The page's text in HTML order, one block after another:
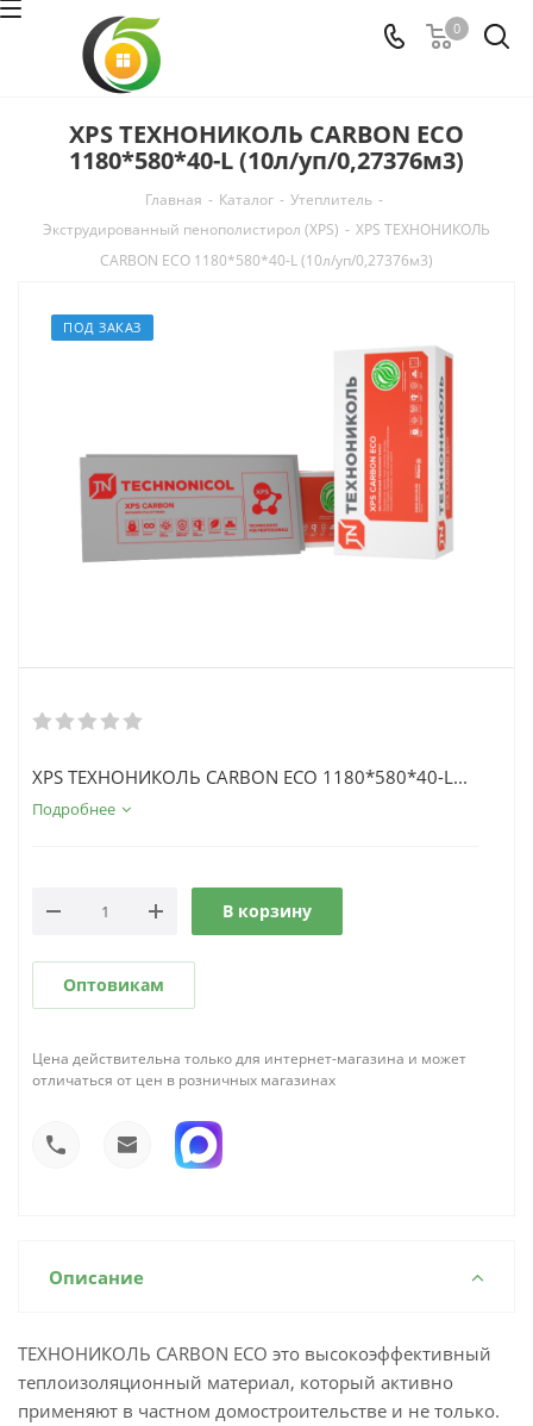
0
XPS ТЕХНОНИКОЛЬ CARBON ECO
1180*580*40-L (10л/уп/0,27376м3)
Главная - Каталог - Утеплитель -
Экструдированный пенополистирол (XPS) - XPS ТЕХНОНИКОЛЬ
CARBON ECO 1180*580*40-L (10л/уп/0,27376м3)
ПОД ЗАКАЗ
XPS ТЕХНОНИКОЛЬ CARBON ECO 1180*580*40-L...
Подробнее
В корзину
Оптовикам
Цена действительна только для интернет-магазина и может
отличаться от цен в розничных магазинах
Описание
ТЕХНОНИКОЛЬ CARBON ECO это высокоэффективный
теплоизоляционный материал, который активно
применяют в частном домостроительстве и не только.